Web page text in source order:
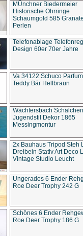
MÜnchner Biedermeier
Historische Ohrringe
Schaumgold 585
Perlen
Telefonablage
Design 60er 70er Jahre
Va 34122 Schuco
Teddy Bär Hellbraun
Wächtersbach Schälchen
Jugendstil Dekor 1865
Messingmontur
2x Bauhaus Tripod Steh
Dreibein Stativ Art Deco
Vintage Studio Leucht
Ungerades 6 Ender
Roe Deer Trophy 242 G
Schönes 6 Ender
Roe Deer Trophy 186 G